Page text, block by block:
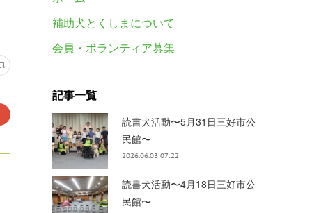
補助犬とくしまについて
会員・ボランティア募集
記事一覧
読書犬活動〜5月31日三好市公
民館〜
2026.06.03 07:22
読書犬活動〜4月18日三好市公
民館〜